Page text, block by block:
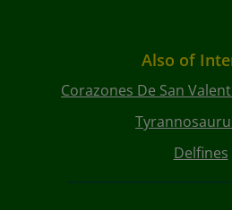
Also of
Corazones De San
Delfines